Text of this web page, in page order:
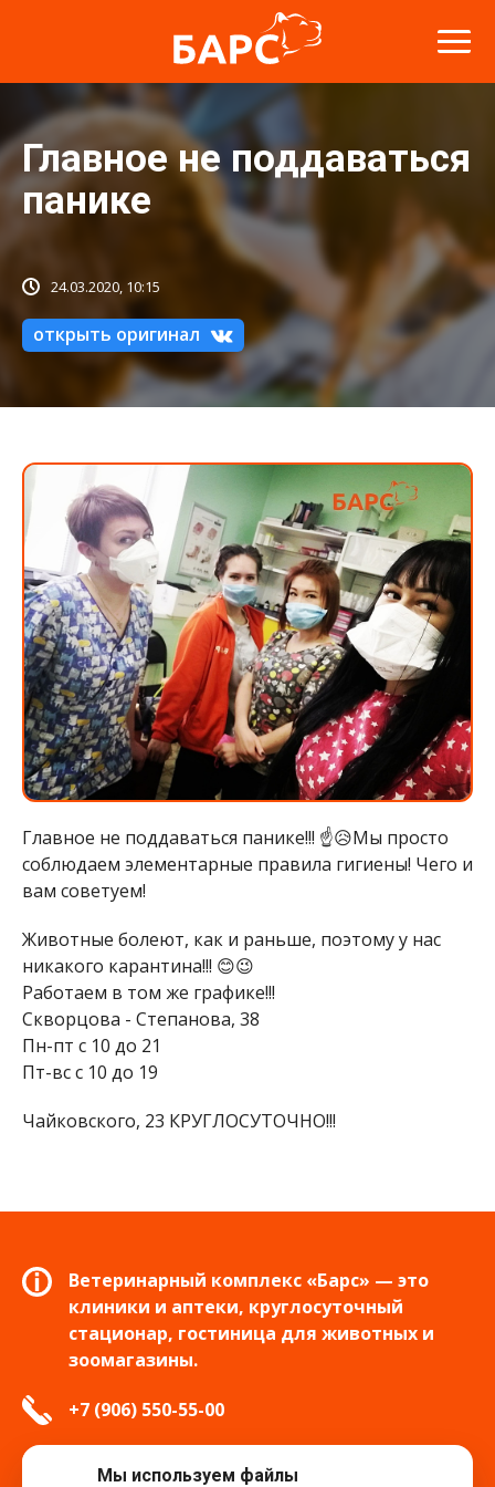
Главное не поддаваться
панике
24.03.2020, 10:15
открыть оригинал
Главное не поддаваться панике!!! ☝️😥Мы просто
соблюдаем элементарные правила гигиены! Чего и
вам советуем!
Животные болеют, как и раньше, поэтому у нас
никакого карантина!!! 😊😉
Работаем в том же графике!!!
Скворцова - Степанова, 38
Пн-пт с 10 до 21
Пт-вс с 10 до 19
Чайковского, 23 КРУГЛОСУТОЧНО!!!
Ветеринарный комплекс «Барс» — это
клиники и аптеки, круглосуточный
стационар, гостиница для животных и
зоомагазины.
+7 (906) 550-55-00
info.tver@bars-vet.ru
Мы используем файлы